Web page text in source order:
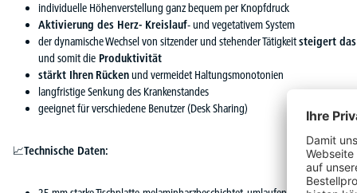
individuelle Höhenverstellung ganz bequem per Knopfdruck
Aktivierung des Herz- Kreislauf- und vegetativem System
der dynamische Wechsel von sitzender und stehender Tätigkeitsteigert
und somit die Produktivität
stärkt Ihren Rückenund vermeidet Haltungsmonotonien
langfristige Senkung des Krankenstandes
geeignet für verschiedene Benutzer (Desk Sharing)
📈Technische Daten: